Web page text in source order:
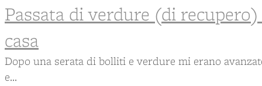
Passata di verdure (di
casa
Dopo una serata di bolliti e verdure mi erano
e...